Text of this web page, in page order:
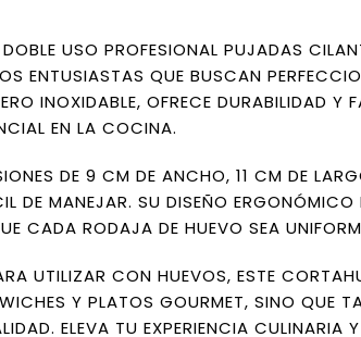
USO PROFESIONAL PUJADAS
ENTUSIASTAS QUE BUSCAN
INOXIDABLE, OFRECE DURABILIDAD Y
EN LA COCINA.
DE 9 CM DE ANCHO, 11 CM DE
DE MANEJAR. SU DISEÑO ERGONÓMICO
CADA RODAJA DE HUEVO SEA
UTILIZAR CON HUEVOS, ESTE
Y PLATOS GOURMET, SINO QUE
ELEVA TU EXPERIENCIA CULINARIA